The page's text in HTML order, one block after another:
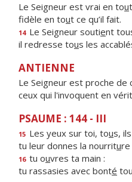
Le Seigneur est vrai en tou
fidèle en tout ce qu’il fait.
14 Le Seigneur soutient
il redresse tous les
ANTIENNE
Le Seigneur est proche de
ceux qui l'invoquent en
PSAUME : 144 - III
15 Les yeux sur toi, tous,
tu leur donnes la nourriture
16 tu ouvres ta main :
tu rassasies avec bonté